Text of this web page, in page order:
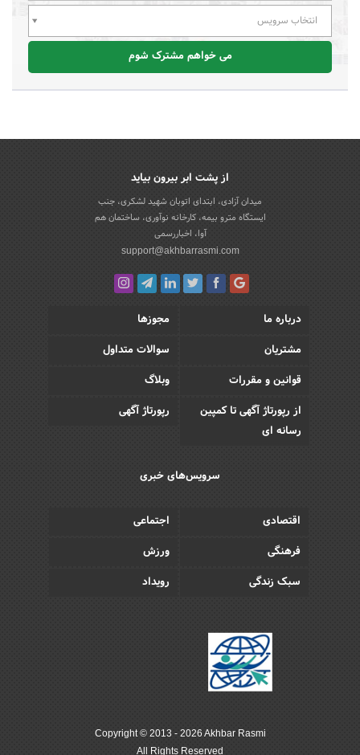
انتخاب سرویس
می خواهم مشترک شوم
از پشت ابر بیرون بیاید
میدان آزادی، ابتدای اتوبان شهید لشکری، جنب
ایستگاه مترو بیمه، کارخانه نوآوری، ساختمان هم
آوا، اخباررسمی
support@akhbarrasmi.com
درباره ما
مجوزها
مشتریان
سوالات متداول
قوانین و مقررات
وبلاگ
از رپورتاژ آگهی تا کمپین
رسانه ای
رپورتاژ آگهی
سرویس‌های خبری
اقتصادی
اجتماعی
فرهنگی
ورزش
سبک زندگی
رویداد
Copyright © 2013 - 2026 Akhbar Rasmi
All Rights Reserved